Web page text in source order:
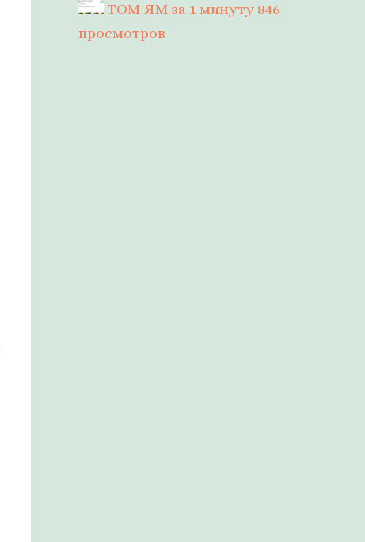
ТОМ ЯМ за 1 минуту 846
просмотров